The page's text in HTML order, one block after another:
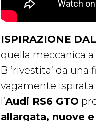
ISPIRAZIONE
quella meccanica
B ‘rivestita’ da
vagamente ispirata
l’Audi RS6 GTO
allargata, nuove